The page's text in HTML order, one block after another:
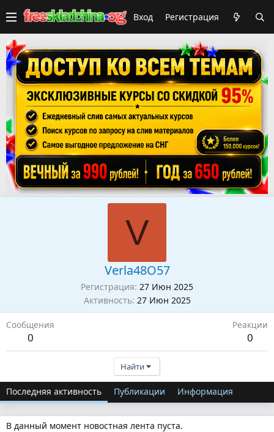
Вход Регистрация
V
Verla48O57
Регистрация 27 Июн 2025
Активность 27 Июн 2025
Сообщения
0
Реакции
0
Найти
Последняя активность Публикации Информация
В данный момент новостная лента пуста.